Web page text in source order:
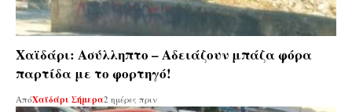
Χαϊδάρι: Ασύλληπτο – Αδειάζουν μπάζα φόρα
παρτίδα με το φορτηγό!
ΑπόΧαϊδάρι Σήμερα2 ημέρες πριν